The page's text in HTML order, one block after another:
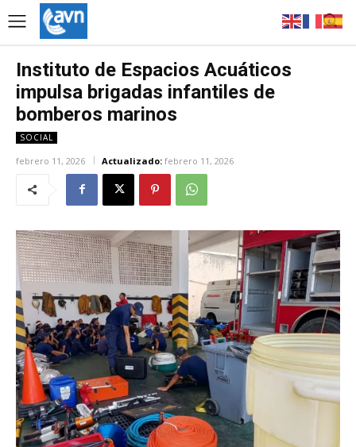
Instituto de Espacios Acuáticos
impulsa brigadas infantiles de
bomberos marinos
SOCIAL
febrero 11, 2026 Actualizado: febrero 11, 2026